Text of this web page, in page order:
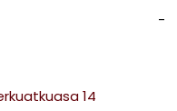
14